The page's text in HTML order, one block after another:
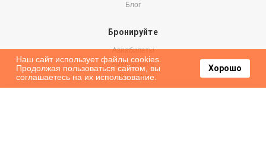
Блог
Бронируйте
Авиабилеты
Аренда авто
Паромы
Наш сайт использует файлы cookies.
Продолжая пользоваться сайтом, вы
соглашаетесь на их использование.
Хорошо